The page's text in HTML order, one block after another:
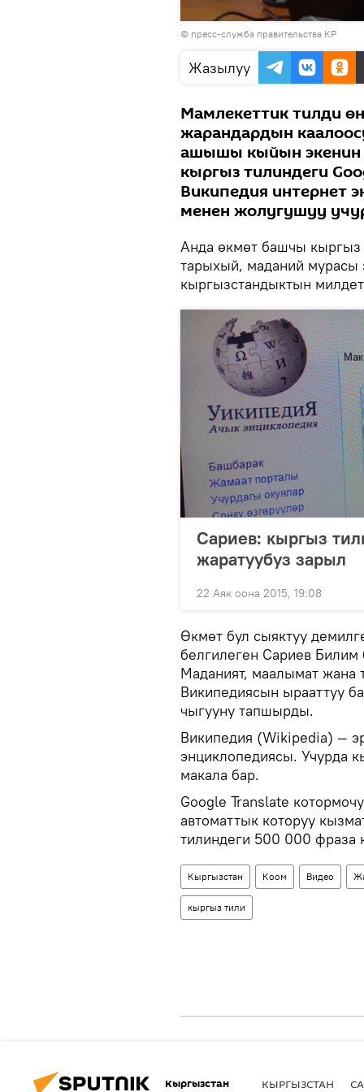
Видеону
көрсөтүү
© пресс-служба правительства КР
Жазылуу
Мамлекеттик тилди
жарандардын
ашышы кыйын экенин
кыргыз тилиндеги
Википедия интернет
менен жолугушуу
Анда өкмөт башчы кыргыз
тарыхый, маданий мурасы
кыргызстандыктын
Сариев: кыргыз
жаратуубуз зарыл
22 Аяк оона 2015, 19:08
Өкмөт бул сыяктуу
белгилеген Сариев
Маданият, маалымат жана
Википедиясын ырааттуу
чыгууну тапшырды.
Википедия (Wikipedia) —
энциклопедиясы. Учурда
макала бар.
Google Translate
автоматтык которуу
тилиндеги 500 000 фраза
Кыргызстан Коом Видео
кыргыз тили
Кыргызстан КЫРГЫЗСТАН